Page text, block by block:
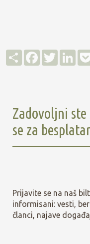
Д
F
k
T
w
L
n
Zadovoljni
se za
Prijavite se na naš
informisani: vesti,
članci, najave